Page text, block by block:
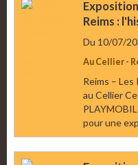
Reims :
Du 10/07/
Au Cellier -
Reims –
au Cellier
pour une